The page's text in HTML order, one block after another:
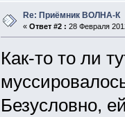
Re: Приёмник ВОЛНА-К
« Ответ #2 : 28 Февраля
Как-то то ли
Безусловно,